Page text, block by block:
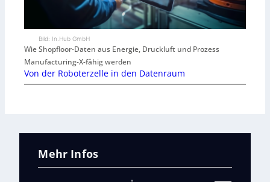
Bild: In.Hub GmbH
Wie Shopfloor-Daten aus Energie, Druckluft und Prozess
Manufacturing-X-fähig werden
Von der Roboterzelle in den Datenraum
Mehr Infos